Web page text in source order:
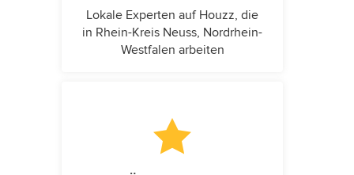
Lokale Experten auf Houzz, die
in Rhein-Kreis Neuss, Nordrhein-
Westfalen arbeiten